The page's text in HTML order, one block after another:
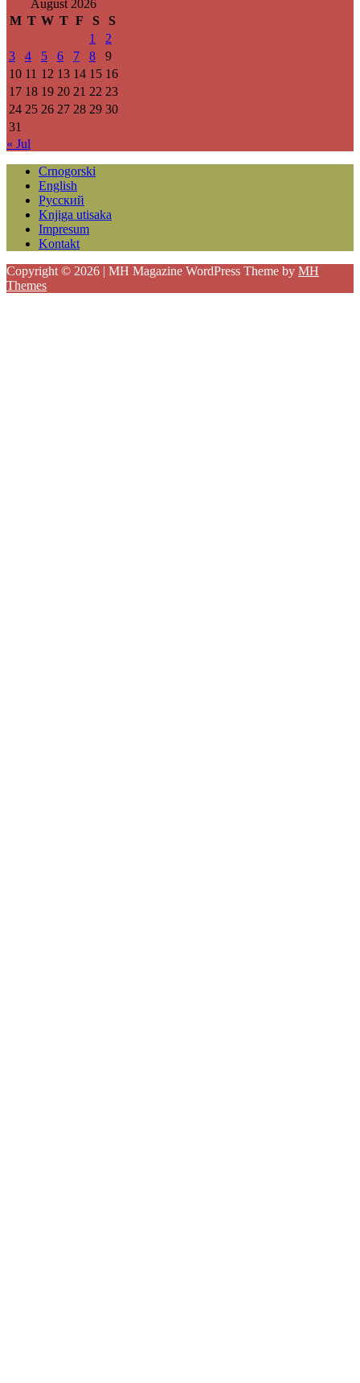
August 2026
M T W T F S
S
1
2
3
4 5 6 7 8
9
10 11 12 13 14 15 16
17 18 19 20 21 22 23
24 25 26 27 28 29 30
31
« Jul
Crnogorski
English
Русский
Knjiga utisaka
Impresum
Kontakt
Copyright © 2026 | MH Magazine WordPress Theme by MH
Themes